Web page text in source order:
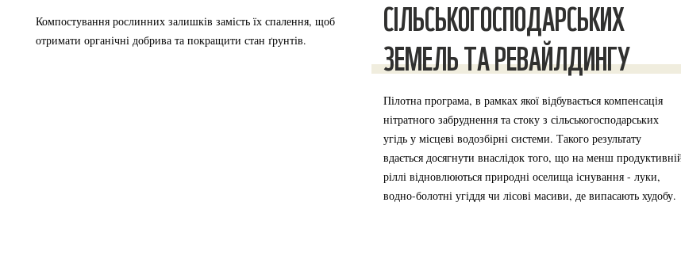
Компостування рослинних залишків замість їх спалення, щоб
отримати органічні добрива та покращити стан ґрунтів.
СІЛЬСЬКОГОСПОДАРСЬКИХ
ЗЕМЕЛЬ ТА РЕВАЙЛДИНГУ
Пілотна програма, в рамках якої відбувається компенсація
нітратного забруднення та стоку з сільськогосподарських
угідь у місцеві водозбірні системи. Такого результату
вдається досягнути внаслідок того, що на менш
ріллі відновлюються природні оселища існування - луки,
водно-болотні угіддя чи лісові масиви, де випасають худобу.